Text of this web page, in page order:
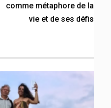
comme métaphore de la
vie et de ses défis